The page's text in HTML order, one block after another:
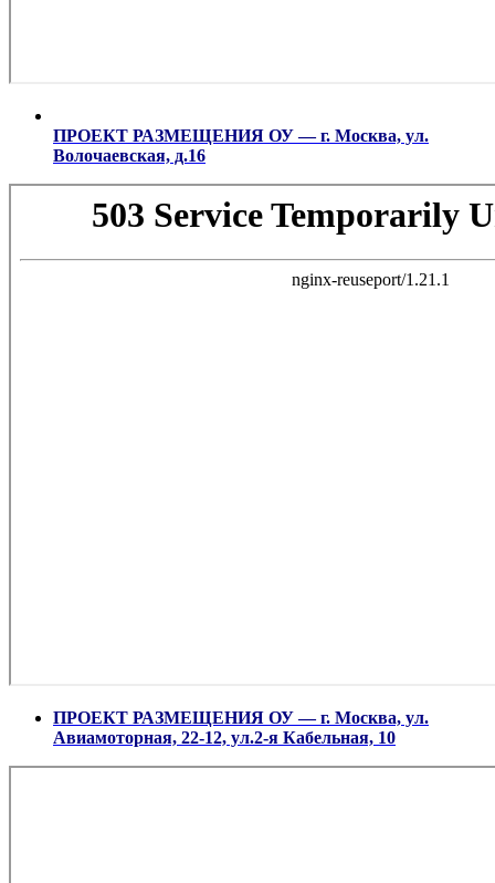
ПРОЕКТ РАЗМЕЩЕНИЯ ОУ — г. Москва, ул.
Волочаевская, д.16
ПРОЕКТ РАЗМЕЩЕНИЯ ОУ — г. Москва, ул.
Авиамоторная, 22-12, ул.2-я Кабельная, 10